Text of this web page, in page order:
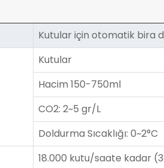
Kutular için otomatik bira
Kutular
Hacim 150-750ml
CO2: 2~5 gr/L
Doldurma Sıcaklığı: 0~2°C
18.000 kutu/saate kadar